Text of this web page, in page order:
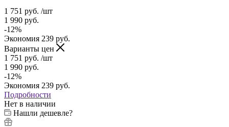
1 751 руб. /шт
1 990 руб.
-12%
Экономия 239 руб.
Варианты цен
1 751 руб. /шт
1 990 руб.
-12%
Экономия 239 руб.
Подробности
Нет в наличии
Нашли дешевле?